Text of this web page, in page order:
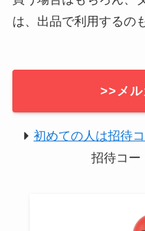
は、出品で利用するの
>>メ
初めての人は招待
招待コー